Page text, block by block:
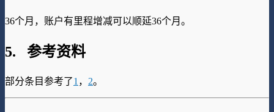
36个月，账户有里程增减可以顺延36个月。
5. 参考资料
部分条目参考了1 ， 2。